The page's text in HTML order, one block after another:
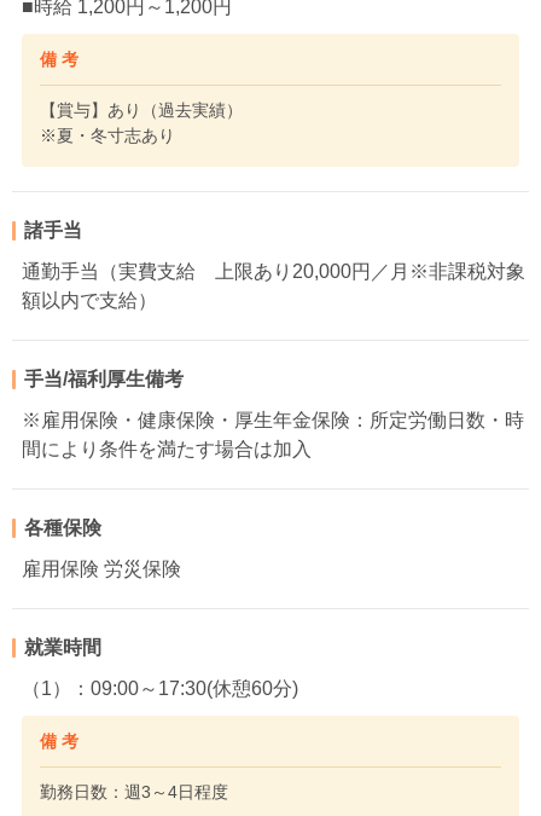
■時給 1,200円～1,200円
備 考
【賞与】あり（過去実績）
※夏・冬寸志あり
諸手当
通勤手当（実費支給 上限あり20,000円／月※非課税対象
額以内で支給）
手当/福利厚生備考
※雇用保険・健康保険・厚生年金保険：所定労働日数・時
間により条件を満たす場合は加入
各種保険
雇用保険 労災保険
就業時間
（1）：09:00～17:30(休憩60分)
備 考
勤務日数：週3～4日程度